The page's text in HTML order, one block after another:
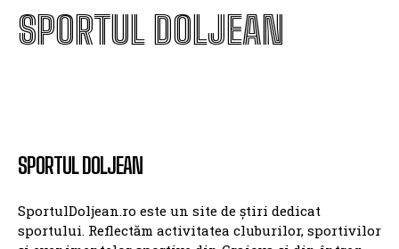
SPORTUL DOLJEAN
SPORTUL DOLJEAN
SportulDoljean.ro este un site de știri dedicat
sportului. Reflectăm activitatea cluburilor, sportivilor